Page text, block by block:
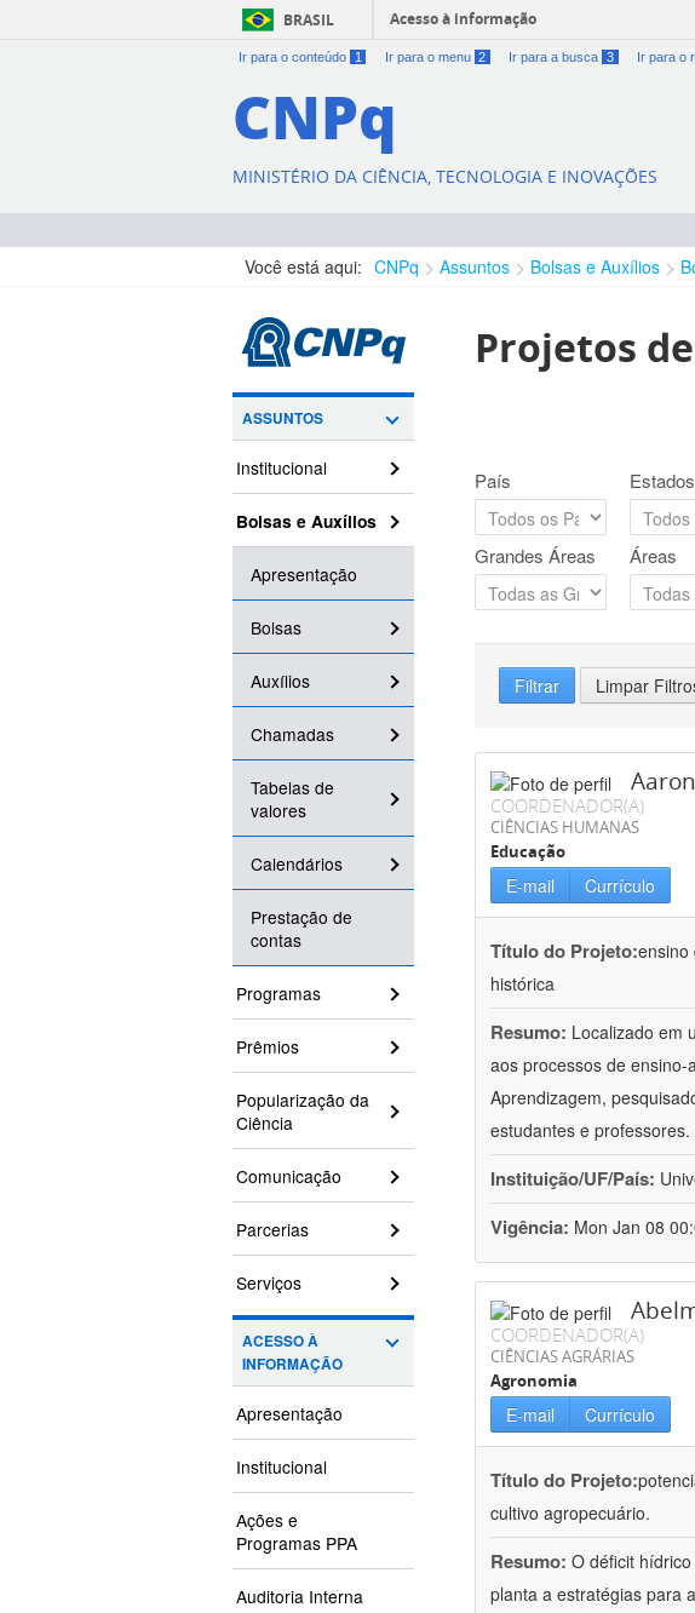
BRASIL Acesso à informação
Ir para o conteúdo 1 Ir para o menu 2 Ir para a busca 3 Ir para o
CNPq
MINISTÉRIO DA CIÊNCIA, TECNOLOGIA E INOVAÇÕES
Você está aqui: CNPq Assuntos Bolsas e Auxílios
ASSUNTOS
Institucional
Bolsas e Auxílios
Apresentação
Bolsas
Auxílios
Chamadas
Tabelas de
valores
Calendários
Prestação de
contas
Programas
Prêmios
Popularização da
Ciência
Comunicação
Parcerias
Serviços
ACESSO À
INFORMAÇÃO
Apresentação
Institucional
Ações e
Programas PPA
Auditoria Interna
Projetos
País Estados
Grandes Áreas Áreas
Filtrar Limpar
COORDENADOR(A)
CIÊNCIAS HUMANAS
Educação
E-mail Currículo
Título do Projeto:ensino
histórica
Resumo: Localizado em
aos processos de
Aprendizagem,
estudantes e
Instituição/UF/País:
Vigência: Mon Jan 08
COORDENADOR(A)
CIÊNCIAS AGRÁRIAS
Agronomia
E-mail Currículo
Título do Projeto:
cultivo agropecuário.
Resumo: O déficit
planta a estratégias para